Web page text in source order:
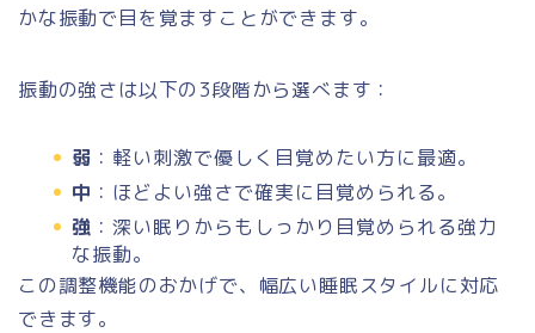
かな振動で目を覚ますことができます。
振動の強さは以下の3段階から選べます：
弱 ：軽い刺激で優しく目覚めたい方に最適。
中 ：ほどよい強さで確実に目覚められる。
強 ：深い眠りからもしっかり目覚められる強力
な振動。
この調整機能のおかげで、幅広い睡眠スタイルに対応
できます。